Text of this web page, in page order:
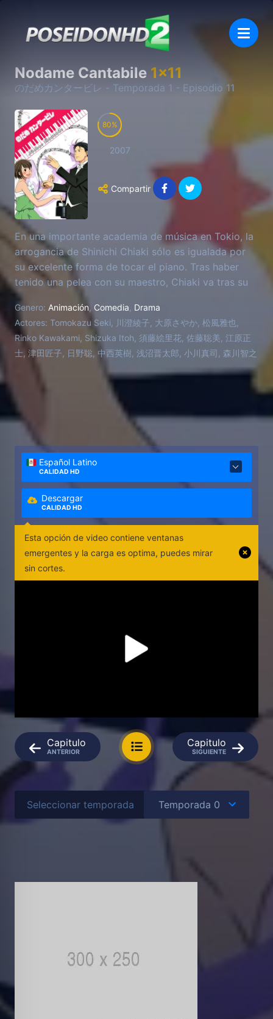
Nodame Cantabile 1x11
のだめカンタービレ - Temporada 1 - Episodio 11
80
2007
Compartir
En una importante academia de música en Tokio, la
arrogancia de Shinichi Chiaki sólo es igualada por
su excelente forma de tocar el piano. Tras haber
tenido una pelea con su maestro, Chiaki va tras su
sueño de ser director de orquesta, pero tiene
muchos problemas para relacionarse con sus
colegas estudiantes, y con sus fobias a volar en
avión y al mar, que le impiden salir de Japón a
cumplir sus sueños. Además todo lo empeora
Megumi Noda, la nueva compañera pianista de
Chiaki que se ha autoproclama como su
novia/esposa, insiste en que la llamen "Nodame" y
vive justo al lado de él, creando situaciones cómicas
y disparatadas.
Genero: Animación Comedia Drama
Actores: Tomokazu Seki, 川澄綾子, 大原さやか, 松風雅也,
Rinko Kawakami, Shizuka Itoh, 須藤絵里花, 佐藤聡美, 江原正
士, 津田匠子, 日野聡, 中西英樹, 浅沼晋太郎, 小川真司, 森川智之
Español Latino
CALIDAD HD
Descargar
CALIDAD HD
Esta opción de video contiene ventanas
emergentes y la carga es optima, puedes mirar
sin cortes.
Capitulo
ANTERIOR
Capitulo
SIGUIENTE
Seleccionar temporada